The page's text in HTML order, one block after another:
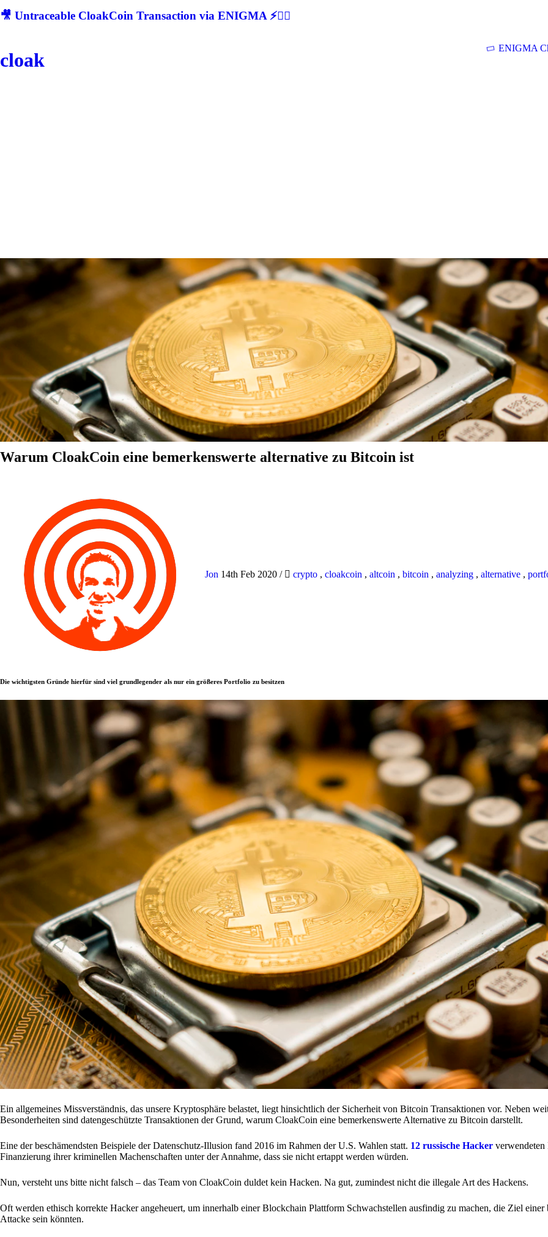
🎥 Untraceable CloakCoin Transaction via ENIGMA ⚡🕵‍♂
cloak
ENIGMA
Warum CloakCoin eine bemerkenswerte alternative zu Bitcoin ist
Jon 14th Feb 2020 / crypto , cloakcoin , altcoin , bitcoin , analyzing , alternative ,
Die wichtigsten Gründe hierfür sind viel grundlegender als nur ein größeres Portfolio zu besitzen
Ein allgemeines Missverständnis, das unsere Kryptosphäre belastet, liegt hinsichtlich der Sicherheit von Bitcoin Transaktionen vor. Neben
Besonderheiten sind datengeschützte Transaktionen der Grund, warum CloakCoin eine bemerkenswerte Alternative zu Bitcoin darstellt.
Eine der beschämendsten Beispiele der Datenschutz-Illusion fand 2016 im Rahmen der U.S. Wahlen statt. 12 russische Hacker
Finanzierung ihrer kriminellen Machenschaften unter der Annahme, dass sie nicht ertappt werden würden.
Nun, versteht uns bitte nicht falsch – das Team von CloakCoin duldet kein Hacken. Na gut, zumindest nicht die illegale Art des Hackens.
Oft werden ethisch korrekte Hacker angeheuert, um innerhalb einer Blockchain Plattform Schwachstellen ausfindig zu machen, die Ziel
Attacke sein könnten.